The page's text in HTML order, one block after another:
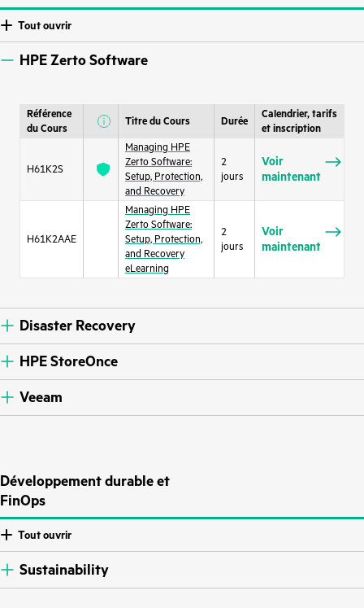
Tout ouvrir
HPE Zerto Software
Référence
du Cours
Titre du Cours Durée
Calendrier, tarifs
et inscription
H61K2S
Managing HPE
Zerto Software:
Setup, Protection,
and Recovery
2
jours
Voir
maintenant
H61K2AAE
Managing HPE
Zerto Software:
Setup, Protection,
and Recovery
eLearning
2
jours
Voir
maintenant
Disaster Recovery
HPE StoreOnce
Veeam
Développement durable et
FinOps
Tout ouvrir
Sustainability